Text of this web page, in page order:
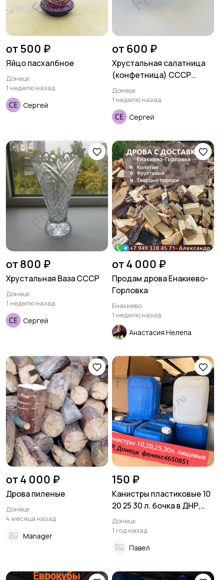
от 500 ₽
Яйцо пасхалбное
Донецк
1 неделю назад
Сергей
от 600 ₽
Хрустальная салатница
(конфетница) СССР
ладья
Донецк
1 неделю назад
Сергей
от 800 ₽
Хрустальная Ваза СССР
Донецк
1 неделю назад
Сергей
от 4 000 ₽
Продам дрова Енакиево-
Горловка
Енакиево
1 неделю назад
Анастасия Нелепа
от 4 000 ₽
Дрова пиленые
Донецк
4 месяца назад
Manager
150 ₽
Канистры пластиковые 10
20 25 30 л. бочка в ДНР,
Донецк
Донецк
1 год назад
Павел